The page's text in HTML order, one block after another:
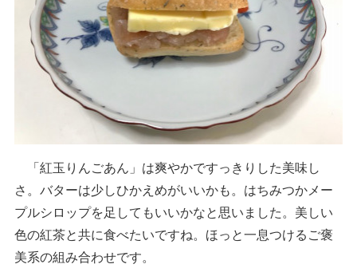
「紅玉りんごあん」は爽やかですっきりした美味し
さ。バターは少しひかえめがいいかも。はちみつかメー
プルシロップを足してもいいかなと思いました。美しい
色の紅茶と共に食べたいですね。ほっと一息つけるご褒
美系の組み合わせです。